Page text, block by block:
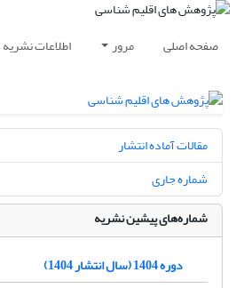
صفحه اصلی مرور اطلاعات نشریه
مقالات آماده انتشار
شماره جاری
شماره‌های پیشین نشریه
دوره 1404 (سال انتشار 1404)